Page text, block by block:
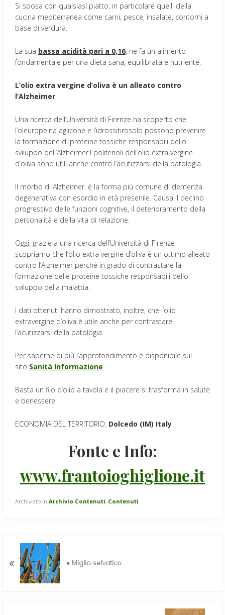
Si sposa con qualsiasi piatto, in particolare quelli della
cucina mediterranea come carni, pesce, insalate, contorni a
base di verdura.
La sua bassa acidità pari a 0,16, ne fa un alimento
fondamentale per una dieta sana, equilibrata e nutriente.
L’olio extra vergine d’oliva è un alleato contro
l’Alzheimer
Una ricerca dell’Università di Firenze ha scoperto che
l’oleuropeina aglicone e l’idrossitirosolo possono prevenire
la formazione di proteine tossiche responsabili dello
sviluppo dell’Alzheimer.I polifenoli dell’olio extra vergine
d’oliva sono utili anche contro l’acutizzarsi della patologia.
Il morbo di Alzheimer, è la forma più comune di demenza
degenerativa con esordio in età presenile. Causa il declino
progressivo delle funzioni cognitive, il deterioramento della
personalità e della vita di relazione.
Oggi, grazie a una ricerca dell’Università di Firenze
scopriamo che l’olio extra vergine d’oliva è un ottimo alleato
contro l’Alzheimer perchè in grado di contrastare la
formazione delle proteine tossiche responsabili dello
sviluppo della malattia.
I dati ottenuti hanno dimostrato, inoltre, che l’olio
extravergine d’oliva è utile anche per contrastare
l’acutizzarsi della patologia.
Per saperne di più l’approfondimento è disponibile sul
sito Sanità Informazione
Basta un filo d’olio a tavola e il piacere si trasforma in salute
e benessere
ECONOMIA DEL TERRITORIO: Dolcedo (IM) Italy
Fonte e Info:
www.frantoioghiglione.it
Archiviato in:Archivio Contenuti, Contenuti
s
« • Miglio selvatico